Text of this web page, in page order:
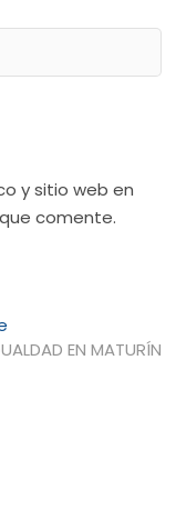
y sitio web en
comente.
Entrada
siguiente:EN MATURÍN